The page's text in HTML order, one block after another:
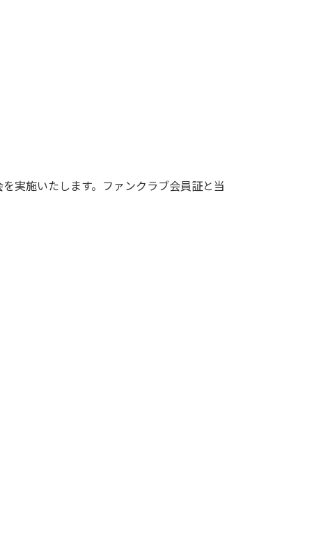
実施いたします。ファンクラブ会員証と当